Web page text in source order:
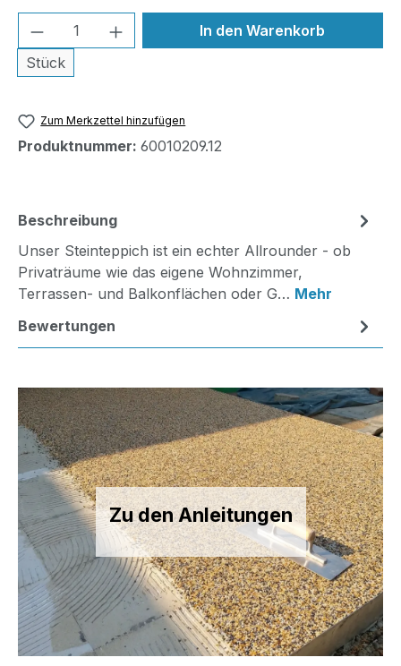
Produkt Anzahl: Gib den
Stück
In den Warenkorb
Zum Merkzettel hinzufügen
Produktnummer: 60010209.12
Beschreibung
Unser Steinteppich ist ein echter Allrounder - ob
Privaträume wie das eigene Wohnzimmer,
Terrassen- und Balkonflächen oder G… Mehr
Bewertungen
Zu den Anleitungen